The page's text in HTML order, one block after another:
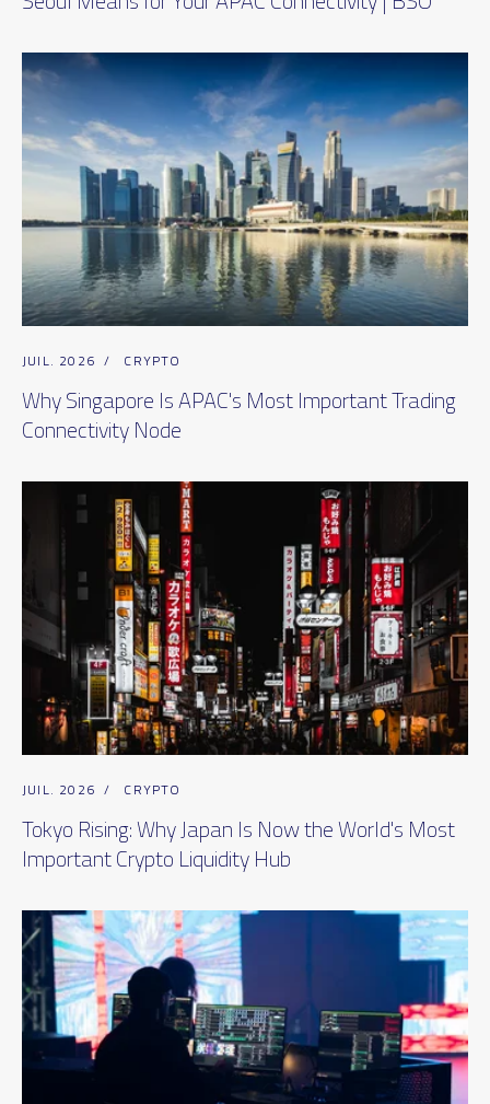
JUIL. 2026 / CRYPTO
Why Singapore Is APAC's Most Important Trading
Connectivity Node
JUIL. 2026 / CRYPTO
Tokyo Rising: Why Japan Is Now the World's Most
Important Crypto Liquidity Hub